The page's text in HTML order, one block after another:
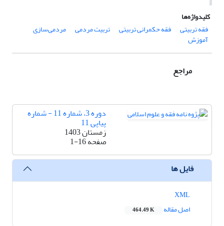
کلیدواژه‌ها
فقه تربیتی
فقه حکمرانی تربیتی تربیت مردمی مردمی‌سازی
آموزش
مراجع
دوره 3، شماره 11 - شماره
پیاپی 11
زمستان 1403
صفحه1-16
فایل ها
اصل مقاله
464.49 K